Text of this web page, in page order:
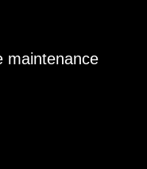
maintenance